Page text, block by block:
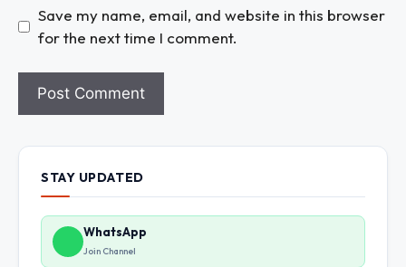
Save my name, email, and website in this browser
for the next time I comment.
STAY UPDATED
WhatsApp
Join Channel